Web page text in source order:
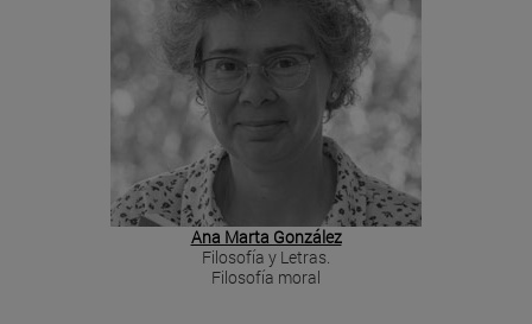
Ana Marta González
Filosofía y Letras.
Filosofía moral